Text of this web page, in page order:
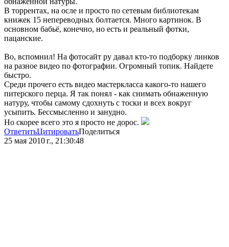
В торрентах, на осле и просто по сетевым библиотекам
книжек 15 непереводных болтается. Много картинок. В
основном бабьё, конечно, но есть и реальный фотки,
пацанские.
Во, вспомнил! На фотосайт ру давал кто-то подборку линков
на разное видео по фотографии. Огромный топик. Найдете
быстро.
Среди прочего есть видео мастеркласса какого-то нашего
питерского перца. Я так понял - как снимать обнаженную
натуру, чтобы самому сдохнуть с тоски и всех вокруг
усыпить. Бессмысленно и занудно.
Но скорее всего это я просто не дорос.
ОтветитьЦитироватьПоделиться
25 мая 2010 г., 21:30:48